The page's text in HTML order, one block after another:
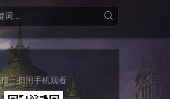
扫一扫用手机观看